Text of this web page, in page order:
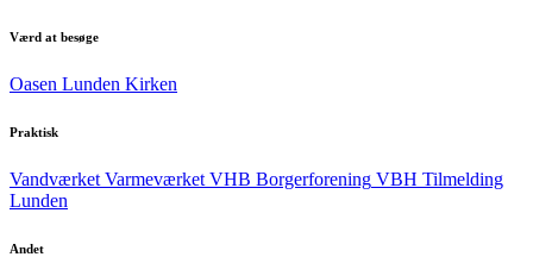
Værd at besøge
Oasen Lunden Kirken
Praktisk
Vandværket Varmeværket VHB Borgerforening VBH Tilmelding
Lunden
Andet